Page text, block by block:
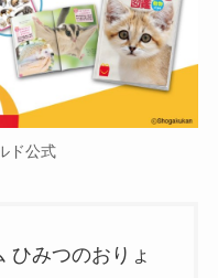
ド公式
ひみつのおりょ